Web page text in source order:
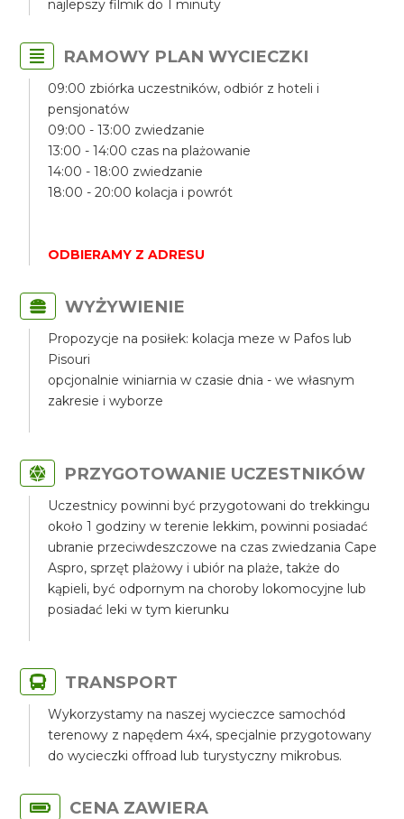
najlepszy filmik do 1 minuty
RAMOWY PLAN WYCIECZKI
09:00 zbiórka uczestników, odbiór z hoteli i
pensjonatów
09:00 - 13:00 zwiedzanie
13:00 - 14:00 czas na plażowanie
14:00 - 18:00 zwiedzanie
18:00 - 20:00 kolacja i powrót
ODBIERAMY Z ADRESU
WYŻYWIENIE
Propozycje na posiłek: kolacja meze w Pafos lub
Pisouri
opcjonalnie winiarnia w czasie dnia - we własnym
zakresie i wyborze
PRZYGOTOWANIE UCZESTNIKÓW
Uczestnicy powinni być przygotowani do trekkingu
około 1 godziny w terenie lekkim, powinni posiadać
ubranie przeciwdeszczowe na czas zwiedzania Cape
Aspro, sprzęt plażowy i ubiór na plaże, także do
kąpieli, być odpornym na choroby lokomocyjne lub
posiadać leki w tym kierunku
TRANSPORT
Wykorzystamy na naszej wycieczce samochód
terenowy z napędem 4x4, specjalnie przygotowany
do wycieczki offroad lub turystyczny mikrobus.
CENA ZAWIERA